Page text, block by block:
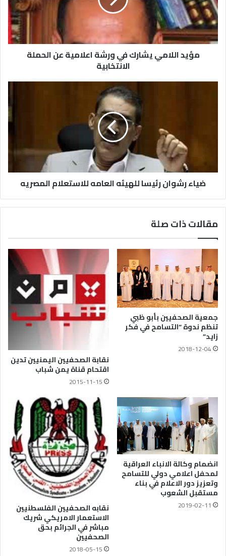
مؤيد اللامي يشارك في ورشة اعلامية عن الحملة
الانتخابية
ضياء رشوان رئيسا للهيئه العامه للاستعلام المصريه
مقالات ذات صلة
جمعية الصحفيين بأبو ظبي
تنظم ندوة “التسامح في فكر
زايد”
2018-12-04
نقابة الصحفيين اليمنيين تدين
اقتحام قناة يمن شباب
2015-11-15
انضمام وكالة الانباء العراقية
لمحفل اعلامي دولي للتسامح
وتعزيز دور الاعلام في بناء
مستقبل الشعوب
2019-02-11 نقابه الصحفيين الفلسطنيين
الاستعمار الامريكي شريك
مباشر في الجرائم بحق
الصحفيين
2018-05-15